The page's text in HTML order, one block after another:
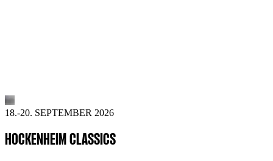
18.-20. SEPTEMBER 2026
HOCKENHEIM CLASSICS